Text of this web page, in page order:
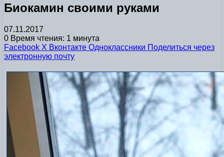
Биокамин своими руками
07.11.2017
0 Время чтения: 1 минута
Facebook X Вконтакте Одноклассники Поделиться через
электронную почту